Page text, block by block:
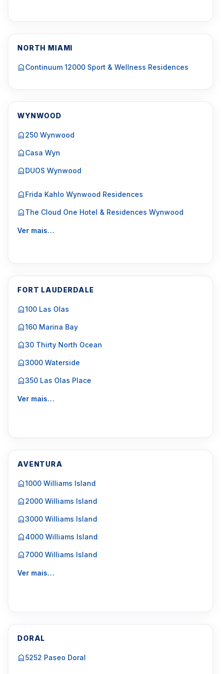
NORTH MIAMI
Continuum 12000 Sport & Wellness Residences
WYNWOOD
250 Wynwood
Casa Wyn
DUOS Wynwood
Frida Kahlo Wynwood Residences
The Cloud One Hotel & Residences Wynwood
Ver mais…
FORT LAUDERDALE
100 Las Olas
160 Marina Bay
30 Thirty North Ocean
3000 Waterside
350 Las Olas Place
Ver mais…
AVENTURA
1000 Williams Island
2000 Williams Island
3000 Williams Island
4000 Williams Island
7000 Williams Island
Ver mais…
DORAL
5252 Paseo Doral